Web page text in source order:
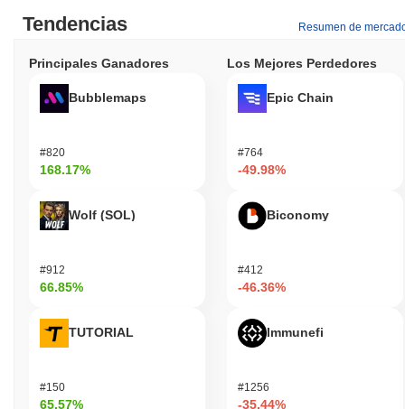
Tendencias Resumen de
Principales Ganadores
Bubblemaps
#820
168.17%
Wolf (SOL)
#912
66.85%
TUTORIAL
#150
65.57%
Los Mejores Perdedores
Epic Chain
#764
-49.98%
Biconomy
#412
-46.36%
Immunefi
#1256
-35.44%